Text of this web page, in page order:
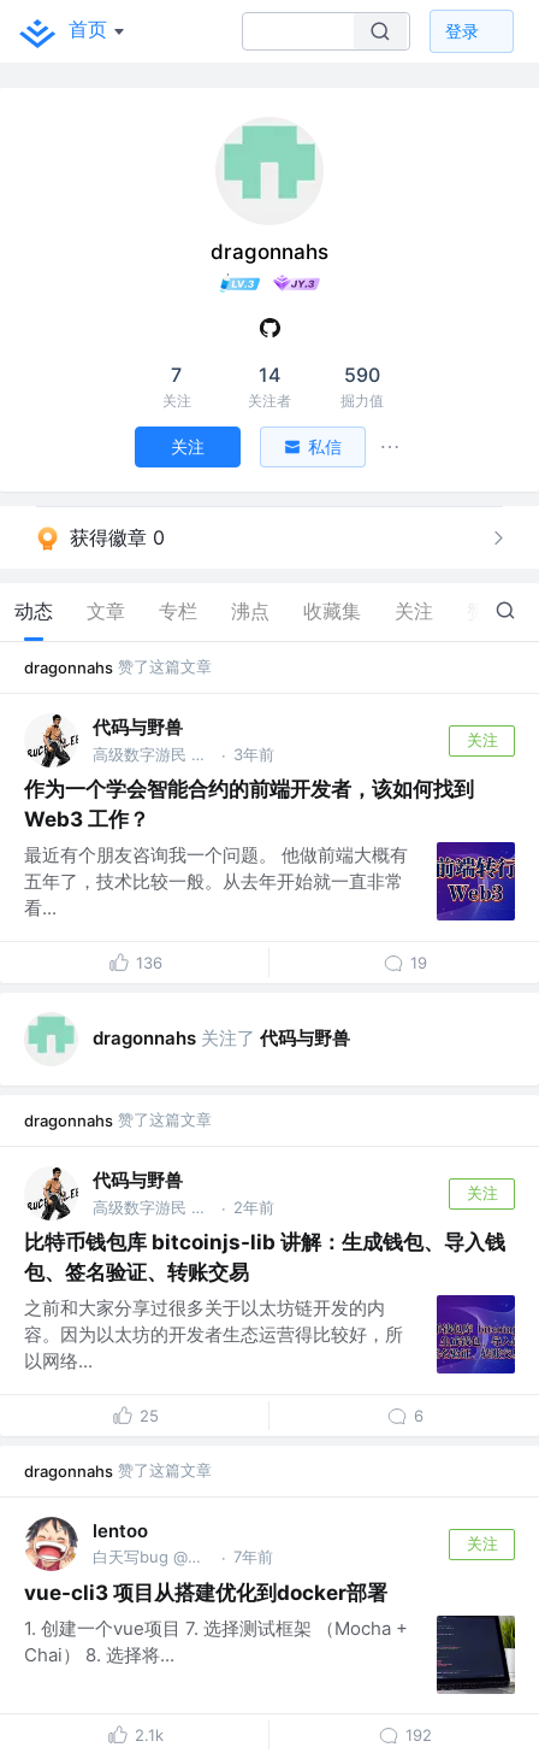
首页 登录
dragonnahs
7
关注
14
关注者
590
掘力值
关注 私信
获得徽章 0
动态 文章 专栏 沸点 收藏集 关注 36
dragonnahs 赞了这篇文章
代码与野兽
高级数字游民 @创业中 · 3年前
关注
作为一个学会智能合约的前端开发者，该如何找到
Web3 工作？
最近有个朋友咨询我一个问题。 他做前端大概有
五年了，技术比较一般。从去年开始就一直非常
看...
136 19
dragonnahs 关注了 代码与野兽
dragonnahs 赞了这篇文章
代码与野兽
高级数字游民 @创业中 · 2年前
关注
比特币钱包库 bitcoinjs-lib 讲解：生成钱包、导入钱
包、签名验证、转账交易
之前和大家分享过很多关于以太坊链开发的内
容。因为以太坊的开发者生态运营得比较好，所
以网络...
25 6
dragonnahs 赞了这篇文章
lentoo
白天写bug @晚上修bug · 7年前
关注
vue-cli3 项目从搭建优化到docker部署
1. 创建一个vue项目 7. 选择测试框架 （Mocha +
Chai） 8. 选择将...
2.1k 192